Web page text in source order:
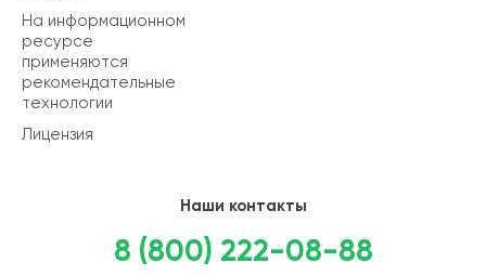
На информационном
ресурсе
применяются
рекомендательные
технологии
Лицензия
Наши контакты
8 (800) 222-08-88